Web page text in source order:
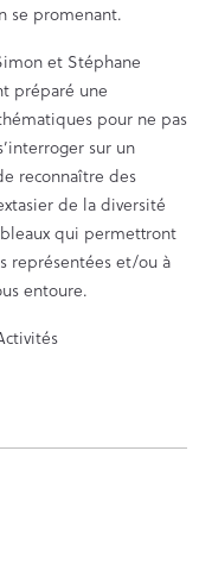
se promenant.
et Stéphane
préparé une
pour ne pas
sur un
reconnaître des
de la diversité
qui permettront
représentées et/ou à
entoure.